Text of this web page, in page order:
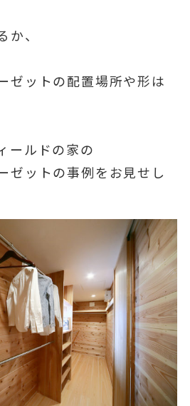
、
ゼットの配置場所や形は
ールドの家の
ゼットの事例をお見せし